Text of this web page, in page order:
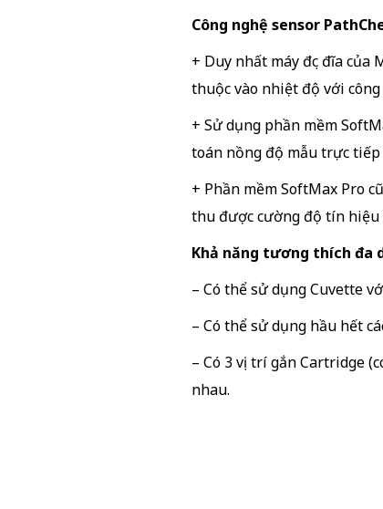
Công nghệ sensor
+ Duy nhất máy đọc đĩa
thuộc vào nhiệt độ với
+ Sử dụng phần mềm
toán nồng độ mẫu trực
+ Phần mềm SoftMax Pro
thu được cường độ tín
Khả năng tương thích đa
– Có thể sử dụng Cuvette
– Có thể sử dụng hầu hết
– Có 3 vị trí gắn Cartridge
nhau.